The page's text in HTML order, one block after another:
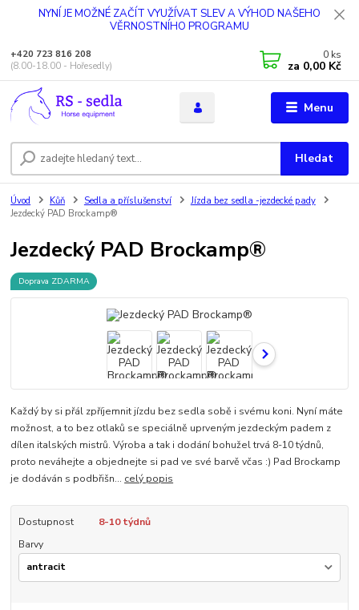
NYNÍ JE MOŽNÉ ZAČÍT VYUŽÍVAT SLEV A VÝHOD NAŠEHO
VĚRNOSTNÍHO PROGRAMU
Menu
Hledat
+420 723 816 208
(8.00-18.00 - Hořesedly)
0 ks
za 0,00 Kč
Úvod Kůň Sedla a příslušenství
Jízda bez sedla -jezdecké pady
Jezdecký PAD Brockamp®
Jezdecký PAD Brockamp®
Doprava ZDARMA
Každý by si přál zpříjemnit jízdu bez sedla sobě i svému koni. Nyní máte
možnost, a to bez otlaků se speciálně uprveným jezdeckým padem z
dílen italských mistrů. Výroba a tak i dodání bohužel trvá 8-10 týdnů,
proto neváhejte a objednejte si pad ve své barvě včas :) Pad Brockamp
je dodáván s podbřišn... celý popis
Dostupnost
8-10 týdnů
Barvy